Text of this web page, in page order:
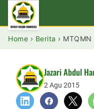
Home › Berita › MTQMN
Jazari Abdul
2 Agu 2015